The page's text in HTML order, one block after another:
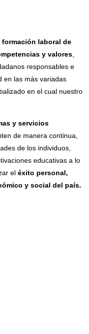
formación laboral de
y valores
responsables e
en las más variadas
en el cual nuestro
y servicios
de manera continua,
de los individuos,
educativas a lo
el éxito personal,
y social del país.